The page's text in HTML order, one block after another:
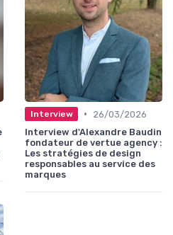
Interview •
26/03/2026
Interview d'Alexandre Baudin
fondateur de vertue agency :
Les stratégies de design
responsables au service des
marques